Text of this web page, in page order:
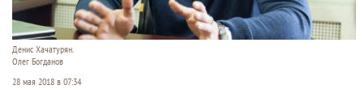
Денис Хачатурян.
Олег Богданов
28 мая 2018 в 07:34